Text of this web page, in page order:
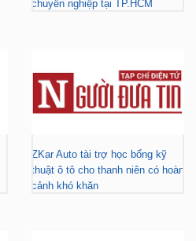
chuyên nghiệp tại TP.HCM
ZKar Auto tài trợ học bổng kỹ
thuật ô tô cho thanh niên có hoàn
cảnh khó khăn